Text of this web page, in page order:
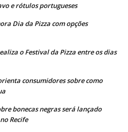
e rótulos portugueses
Dia da Pizza com opções
o Festival da Pizza entre os dias
consumidores sobre como
bonecas negras será lançado
Recife